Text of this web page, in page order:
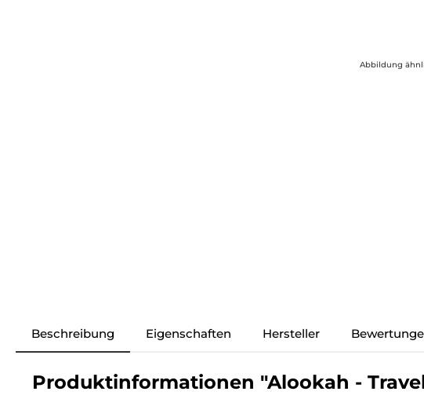
Abbildung
Beschreibung Eigenschaften Hersteller
Produktinformationen "Alookah -